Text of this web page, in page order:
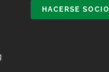
HACERSE SOCIO